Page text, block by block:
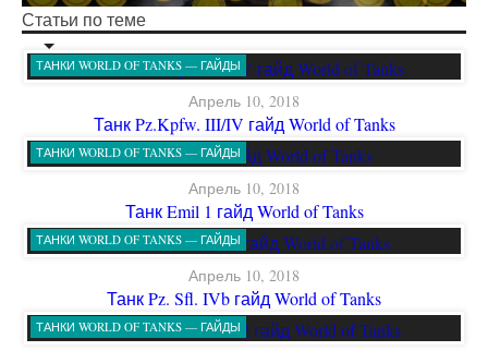
Статьи по теме
ТАНКИ WORLD OF TANKS — ГАЙДЫ
Апрель 10, 2018
Танк Pz.Kpfw. III/IV гайд World of Tanks
ТАНКИ WORLD OF TANKS — ГАЙДЫ
Апрель 10, 2018
Танк Emil 1 гайд World of Tanks
ТАНКИ WORLD OF TANKS — ГАЙДЫ
Апрель 10, 2018
Танк Pz. Sfl. IVb гайд World of Tanks
ТАНКИ WORLD OF TANKS — ГАЙДЫ